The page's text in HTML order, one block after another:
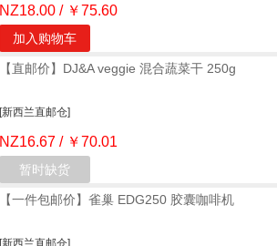
NZ18.00 / ￥75.60
加入购物车
【直邮价】DJ&A veggie 混合蔬菜干 250g
[新西兰直邮仓]
NZ16.67 / ￥70.01
暂时缺货
【一件包邮价】雀巢 EDG250 胶囊咖啡机
[新西兰直邮仓]